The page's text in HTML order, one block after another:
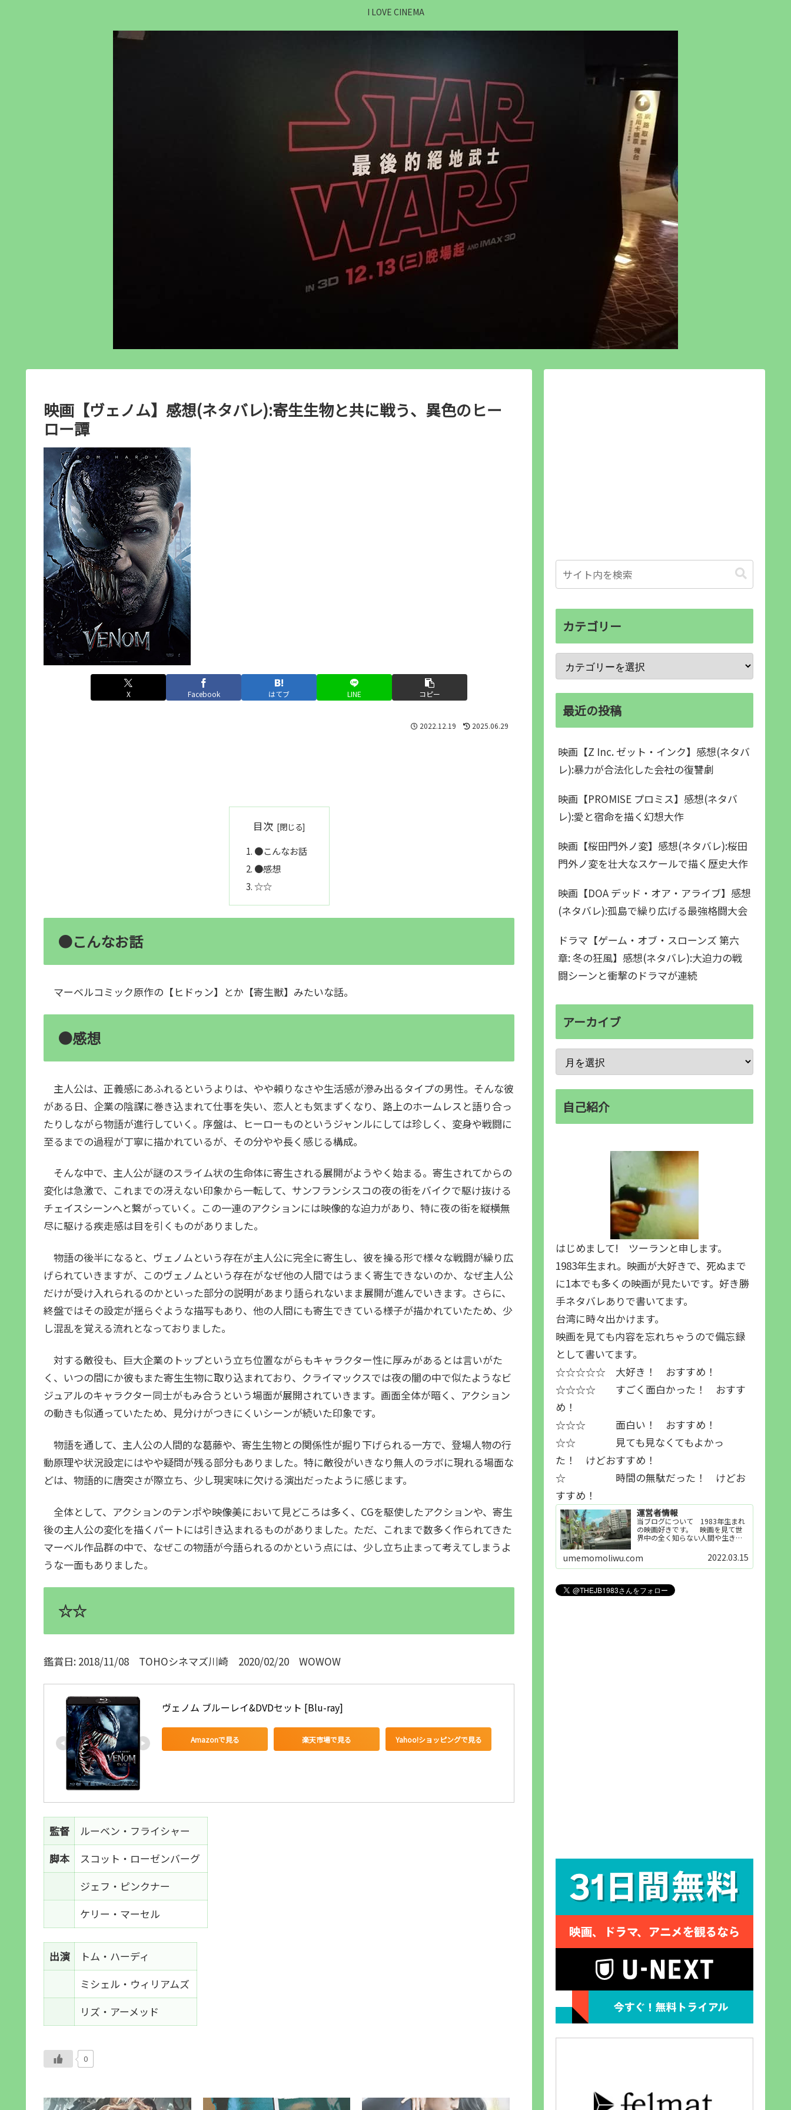
I LOVE CINEMA
映画【ヴェノム】感想(ネタバレ):寄生生物と共に戦う、異色のヒー
ロー譚
X Facebook はてブ LINE コピー
2022.12.19 2025.06.29
目次
●こんなお話
●感想
☆☆
●こんなお話
マーベルコミック原作の【ヒドゥン】とか【寄生獣】みたいな話。
●感想
主人公は、正義感にあふれるというよりは、やや頼りなさや生活感が滲み出るタイプの男性。そんな彼
がある日、企業の陰謀に巻き込まれて仕事を失い、恋人とも気まずくなり、路上のホームレスと語り合っ
たりしながら物語が進行していく。序盤は、ヒーローものというジャンルにしては珍しく、変身や戦闘に
至るまでの過程が丁寧に描かれているが、その分やや長く感じる構成。
そんな中で、主人公が謎のスライム状の生命体に寄生される展開がようやく始まる。寄生されてからの
変化は急激で、これまでの冴えない印象から一転して、サンフランシスコの夜の街をバイクで駆け抜ける
チェイスシーンへと繋がっていく。この一連のアクションには映像的な迫力があり、特に夜の街を縦横無
尽に駆ける疾走感は目を引くものがありました。
物語の後半になると、ヴェノムという存在が主人公に完全に寄生し、彼を操る形で様々な戦闘が繰り広
げられていきますが、このヴェノムという存在がなぜ他の人間ではうまく寄生できないのか、なぜ主人公
だけが受け入れられるのかといった部分の説明があまり語られないまま展開が進んでいきます。さらに、
終盤ではその設定が揺らぐような描写もあり、他の人間にも寄生できている様子が描かれていたため、少
し混乱を覚える流れとなっておりました。
対する敵役も、巨大企業のトップという立ち位置ながらもキャラクター性に厚みがあるとは言いがた
く、いつの間にか彼もまた寄生生物に取り込まれており、クライマックスでは夜の闇の中で似たようなビ
ジュアルのキャラクター同士がもみ合うという場面が展開されていきます。画面全体が暗く、アクション
の動きも似通っていたため、見分けがつきにくいシーンが続いた印象です。
物語を通して、主人公の人間的な葛藤や、寄生生物との関係性が掘り下げられる一方で、登場人物の行
動原理や状況設定にはやや疑問が残る部分もありました。特に敵役がいきなり無人のラボに現れる場面な
どは、物語的に唐突さが際立ち、少し現実味に欠ける演出だったように感じます。
全体として、アクションのテンポや映像美において見どころは多く、CGを駆使したアクションや、寄生
後の主人公の変化を描くパートには引き込まれるものがありました。ただ、これまで数多く作られてきた
マーベル作品群の中で、なぜこの物語が今語られるのかという点には、少し立ち止まって考えてしまうよ
うな一面もありました。
☆☆
鑑賞日: 2018/11/08 TOHOシネマズ川崎 2020/02/20 WOWOW
ヴェノム ブルーレイ&DVDセット [Blu-ray]
Amazonで見る 楽天市場で見る Yahoo!ショッピングで見る
監督
ルーベン・フライシャー
脚本
スコット・ローゼンバーグ
ジェフ・ピンクナー
ケリー・マーセル
出演
トム・ハーディ
ミシェル・ウィリアムズ
リズ・アーメッド
0
カテゴリー
最近の投稿
映画【Z Inc. ゼット・インク】感想(ネタバ
レ):暴力が合法化した会社の復讐劇
映画【PROMISE プロミス】感想(ネタバ
レ):愛と宿命を描く幻想大作
映画【桜田門外ノ変】感想(ネタバレ):桜田
門外ノ変を壮大なスケールで描く歴史大作
映画【DOA デッド・オア・アライブ】感想
(ネタバレ):孤島で繰り広げる最強格闘大会
ドラマ【ゲーム・オブ・スローンズ 第六
章: 冬の狂風】感想(ネタバレ):大迫力の戦
闘シーンと衝撃のドラマが連続
アーカイブ
自己紹介
はじめまして! ツーランと申します。
1983年生まれ。映画が大好きで、死ぬまで
に1本でも多くの映画が見たいです。好き勝
手ネタバレありで書いてます。
台湾に時々出かけます。
映画を見ても内容を忘れちゃうので備忘録
として書いてます。
☆☆☆☆☆ 大好き！ おすすめ！
☆☆☆☆ すごく面白かった！ おすす
め！
☆☆☆ 面白い！ おすすめ！
☆☆ 見ても見なくてもよかっ
た！ けどおすすめ！
☆ 時間の無駄だった！ けどお
すすめ！
運営者情報
当ブログについて 1983年生まれ
の映画好きです。 映画を見て世
界中の全く知らない人間や生き物
世界知らない世界に触れることが
好きで映画を見てます。「映画を
見られれば幸福度を高い」とわか
umemomoliwu.com 2022.03.15